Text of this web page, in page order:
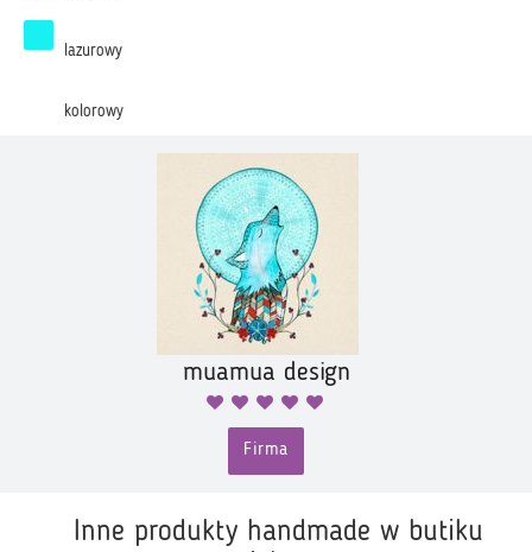
lazurowy
kolorowy
muamua design
Firma
Inne produkty handmade w butiku